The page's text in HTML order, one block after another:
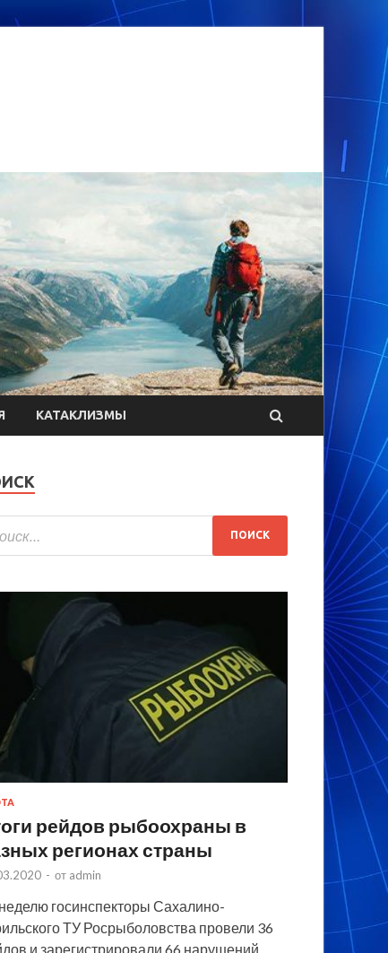
КАТАКЛИЗМЫ
рейдов рыбоохраны в
регионах страны
- от admin
госинспекторы Сахалино-
ТУ Росрыболовства провели 36
и зарегистрировали 66 нарушений